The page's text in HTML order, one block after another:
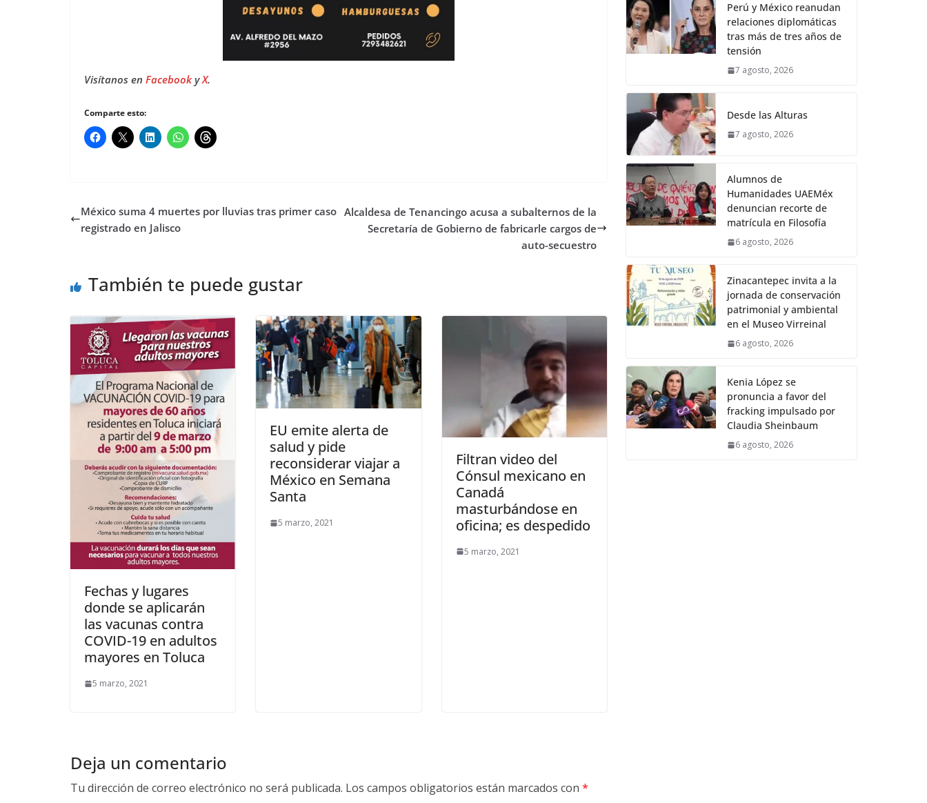
Visítanos en FacebookyX.
Comparte esto:
México suma 4 muertes por lluvias tras primer caso
registrado en Jalisco
Alcaldesa de Tenancingo acusa a subalternos de la
Secretaría de Gobierno de fabricarle cargos de
auto-secuestro
También te puede gustar
Fechas y lugares
donde se aplicarán
las vacunas contra
COVID-19 en adultos
mayores en Toluca
5 marzo, 2021
EU emite alerta de
salud y pide
reconsiderar viajar a
México en Semana
Santa
5 marzo, 2021
Filtran video del
Cónsul mexicano en
Canadá
masturbándose en
oficina; es despedido
5 marzo, 2021
Deja un comentario
Tu dirección de correo electrónico no será publicada. Los campos obligatorios están marcados con *
Perú y México reanudan
relaciones diplomáticas
tras más de tres años de
tensión
7 agosto, 2026
Desde las Alturas
7 agosto, 2026
Alumnos de
Humanidades UAEMéx
denuncian recorte de
matrícula en Filosofía
6 agosto, 2026
Zinacantepec invita a la
jornada de conservación
patrimonial y ambiental
en el Museo Virreinal
6 agosto, 2026
Kenia López se
pronuncia a favor del
fracking impulsado por
Claudia Sheinbaum
6 agosto, 2026